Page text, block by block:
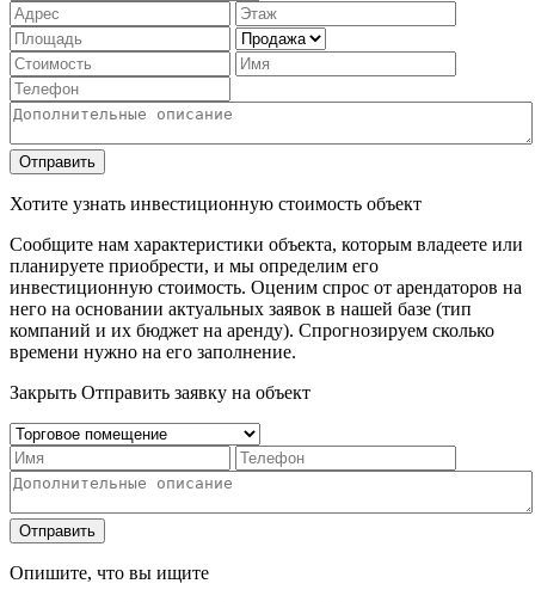
Отправить
Хотите узнать инвестиционную стоимость объект
Сообщите нам характеристики объекта, которым владеете или
планируете приобрести, и мы определим его
инвестиционную стоимость. Оценим спрос от арендаторов на
него на основании актуальных заявок в нашей базе (тип
компаний и их бюджет на аренду). Спрогнозируем сколько
времени нужно на его заполнение.
Закрыть Отправить заявку на объект
Отправить
Опишите, что вы ищите